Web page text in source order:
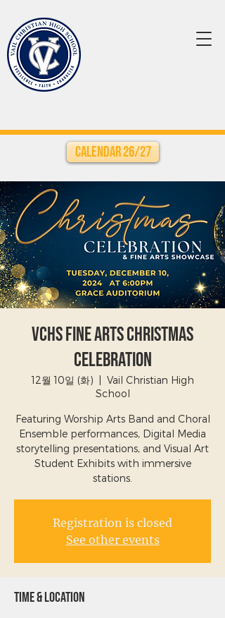
Calendar 26/27
VCHS Fine Arts Christmas
Celebration
12월 10일 (화)
Vail Christian High
School
Featuring Worship Arts Band and Choral
Ensemble performances, Digital Media
storytelling presentations, and Visual Art
Student Exhibits with immersive
stations.
Registration is closed
See other events
Time & Location